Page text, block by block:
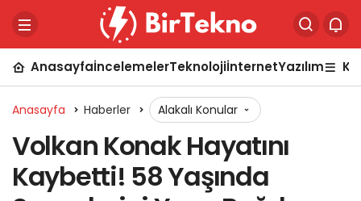
AnasayfaİncelemelerTeknolojiİnternetYazılım
Anasayfa Haberler Alakalı Konular
Volkan Konak Hayatını
Kaybetti! 58 Yaşında